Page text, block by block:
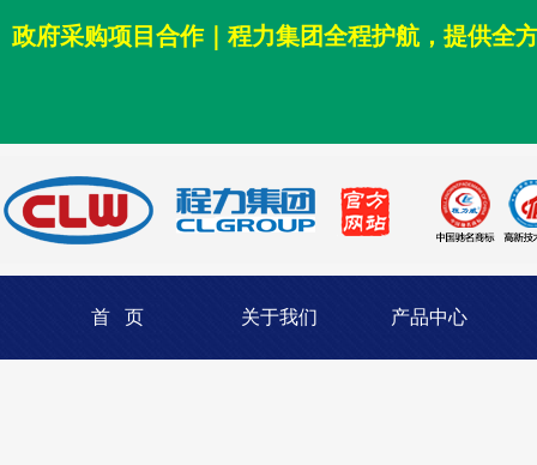
政府采购项目合作｜程力集团全程护航，提供全
首 页 关于我们 产品中心